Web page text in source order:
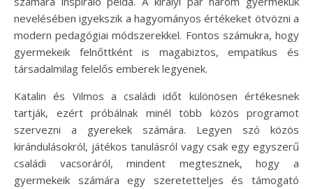
nevelésében igyekszik a hagyományos értékeket ötvözni a
modern pedagógiai módszerekkel. Fontos számukra, hogy
gyermekeik felnőttként is magabiztos, empatikus és
társadalmilag felelős emberek legyenek.
Katalin és Vilmos a családi időt különösen értékesnek
tartják, ezért próbálnak minél több közös programot
szervezni a gyerekek számára. Legyen szó közös
kirándulásokról, játékos tanulásról vagy csak egy egyszerű
családi vacsoráról, mindent megtesznek, hogy a
gyermekeik számára egy szeretetteljes és támogató